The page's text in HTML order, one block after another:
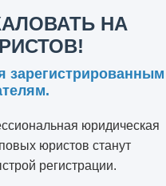
НА
зарегистрированным
юридическая
юристов станут
регистрации.